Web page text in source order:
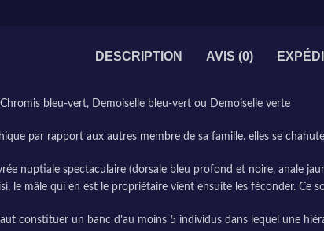
DESCRIPTION AVIS (0)
bleu-vert, Demoiselle bleu-vert ou Demoiselle verte
par rapport aux autres membre de sa famille. elles se
nuptiale spectaculaire (dorsale bleu profond et noire, anale
le mâle qui en est le propriétaire vient ensuite les féconder. Ce
constituer un banc d’au moins 5 individus dans lequel une